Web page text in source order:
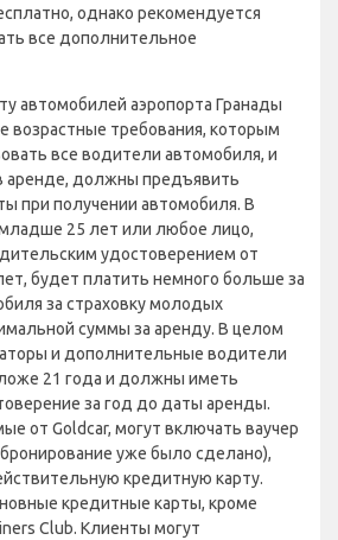
однако рекомендуется
все дополнительное
автомобилей аэропорта Гранады
возрастные требования, которым
все водители автомобиля, и
аренде, должны предъявить
при получении автомобиля. В
25 лет или любое лицо,
удостоверением от
будет платить немного больше за
за страховку молодых
суммы за аренду. В целом
и дополнительные водители
21 года и должны иметь
за год до даты аренды.
от Goldcar, могут включать ваучер
уже было сделано),
кредитную карту.
кредитные карты, кроме
Club. Клиенты могут